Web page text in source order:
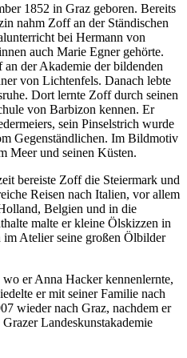
1852 in Graz geboren. Bereits
nahm Zoff an der Ständischen
bei Hermann von
auch Marie Egner gehörte.
der Akademie der bildenden
von Lichtenfels. Danach lebte
Dort lernte Zoff durch seinen
von Barbizon kennen. Er
sein Pinselstrich wurde
Gegenständlichen. Im Bildmotiv
Meer und seinen Küsten.
bereiste Zoff die Steiermark und
Reisen nach Italien, vor allem
Belgien und in die
malte er kleine Ölskizzen in
Atelier seine großen Ölbilder
er Anna Hacker kennenlernte,
er mit seiner Familie nach
wieder nach Graz, nachdem er
Landeskunstakademie